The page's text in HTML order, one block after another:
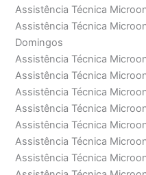
Assistência Técnica
Assistência Técnica
Domingos
Assistência Técnica
Assistência Técnica
Assistência Técnica
Assistência Técnica
Assistência Técnica
Assistência Técnica
Assistência Técnica